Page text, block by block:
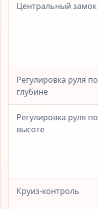
Центральный замок
Регулировка руля по
глубине
Регулировка руля по
высоте
Круиз-контроль